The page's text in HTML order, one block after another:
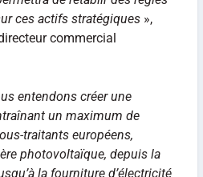
ces actifs stratégiques»,
commercial
entendons créer une
un maximum de
traitants européens,
photovoltaïque, depuis la
la fourniture d’électricité